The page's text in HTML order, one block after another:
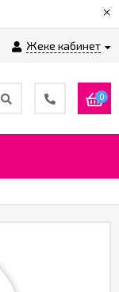
×
Жеке кабинет
0